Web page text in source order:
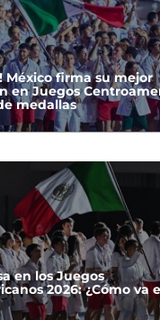
México firma su mejor
en Juegos
medallas
en los Juegos
2026: ¿Cómo va